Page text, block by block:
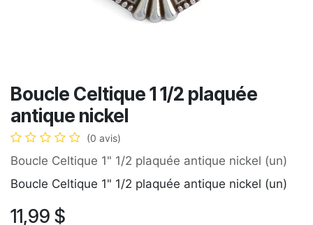
Boucle Celtique 1 1/2 plaquée
antique nickel
(0 avis)
Boucle Celtique 1" 1/2 plaquée antique nickel (un)
Boucle Celtique 1" 1/2 plaquée antique nickel (un)
11,99 $